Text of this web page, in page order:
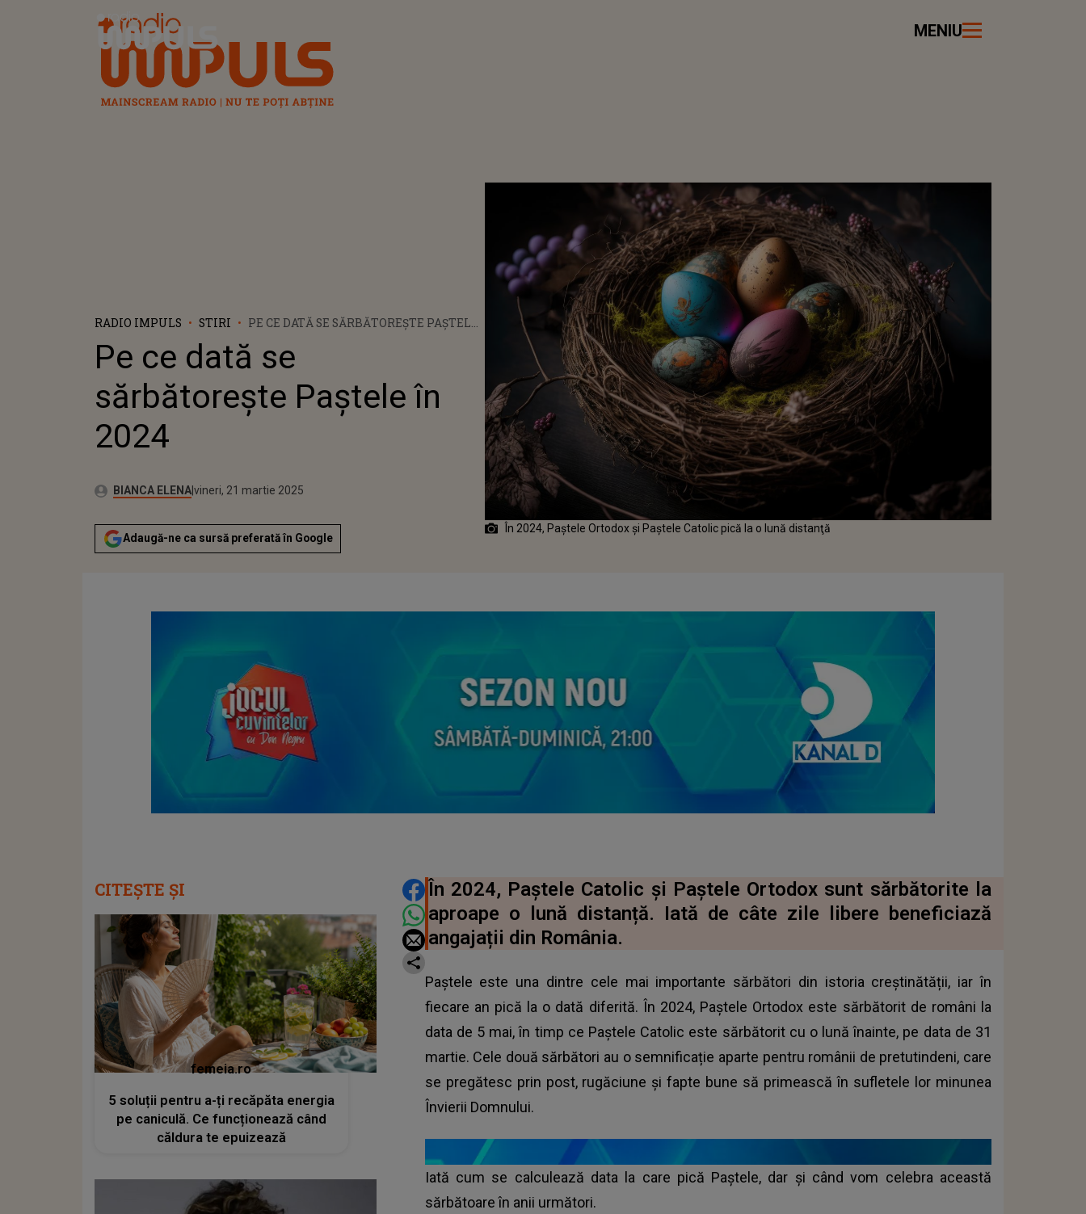
Radio Impuls MENIU
RADIO IMPULS STIRI
PE CE DATĂ SE SĂRBĂTOREȘTE PAȘTELE
Pe ce dată se
sărbătorește Paștele în
2024
Autor:BIANCA ELENAPublicat:
joi, 21 martie 2024
Actualizat:
vineri, 21 martie 2025
Adaugă-ne ca sursă preferată în Google
În 2024, Paştele Ortodox şi Paştele Catolic pică la o lună distanţă
DISTRIBUIE ARTICOLUL
În 2024, Paștele Catolic și Paștele Ortodox sunt sărbătorite la
aproape o lună distanță. Iată de câte zile libere beneficiază
angajații din România.
Paștele este una dintre cele mai importante sărbători din istoria creștinătății, iar în
fiecare an pică la o dată diferită. În 2024, Paștele Ortodox este sărbătorit de români la
data de 5 mai, în timp ce Paștele Catolic este sărbătorit cu o lună înainte, pe data de 31
martie. Cele două sărbători au o semnificație aparte pentru românii de pretutindeni, care
se pregătesc prin post, rugăciune și fapte bune să primească în sufletele lor minunea
Învierii Domnului.
Iată cum se calculează data la care pică Paștele, dar și când vom celebra această
sărbătoare în anii următori.
CITEȘTE ȘI
femeia.ro
5 soluții pentru a-ți recăpăta energia
pe caniculă. Ce funcționează când
căldura te epuizează